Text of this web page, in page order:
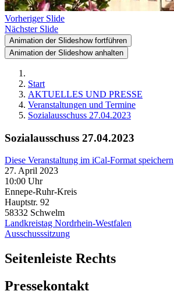
Vorheriger Slide
Nächster Slide
Animation der Slideshow fortführen
Animation der Slideshow anhalten
Start
AKTUELLES UND PRESSE
Veranstaltungen und Termine
Sozialausschuss 27.04.2023
Sozialausschuss 27.04.2023
Diese Veranstaltung im iCal-Format speichern
27. April 2023
10:00 Uhr
Ennepe-Ruhr-Kreis
Hauptstr. 92
58332 Schwelm
Landkreistag Nordrhein-Westfalen
Ausschusssitzung
Seitenleiste Rechts
Pressekontakt